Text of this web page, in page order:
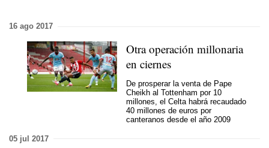
16 ago 2017
Otra operación millonaria
en ciernes
De prosperar la venta de Pape
Cheikh al Tottenham por 10
millones, el Celta habrá recaudado
40 millones de euros por
canteranos desde el año 2009
05 jul 2017